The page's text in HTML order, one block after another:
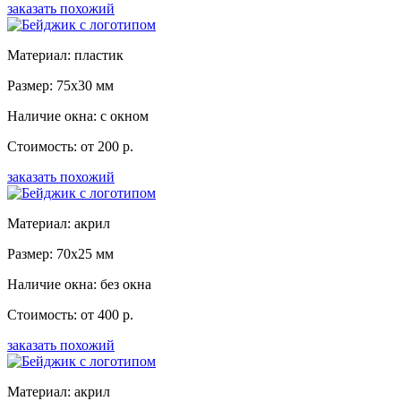
заказать похожий
Материал: пластик
Размер: 75x30 мм
Наличие окна: с окном
Стоимость: от 200 р.
заказать похожий
Материал: акрил
Размер: 70x25 мм
Наличие окна: без окна
Стоимость: от 400 р.
заказать похожий
Материал: акрил